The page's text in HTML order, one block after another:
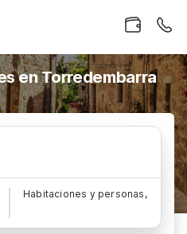
en Torredembarra
Habitaciones y personas,